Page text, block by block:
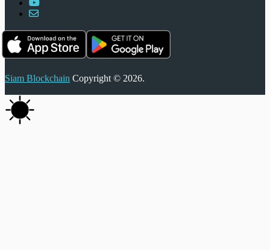
Siam Blockchain Copyright © 2026.